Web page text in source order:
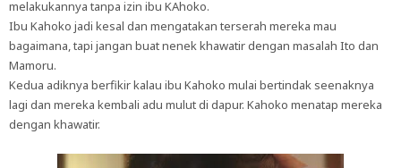
melakukannya tanpa izin ibu KAhoko.
Ibu Kahoko jadi kesal dan mengatakan terserah mereka mau
bagaimana, tapi jangan buat nenek khawatir dengan masalah Ito dan
Mamoru.
Kedua adiknya berfikir kalau ibu Kahoko mulai bertindak seenaknya
lagi dan mereka kembali adu mulut di dapur. Kahoko menatap mereka
dengan khawatir.